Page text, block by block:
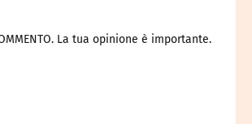
La tua opinione è importante.